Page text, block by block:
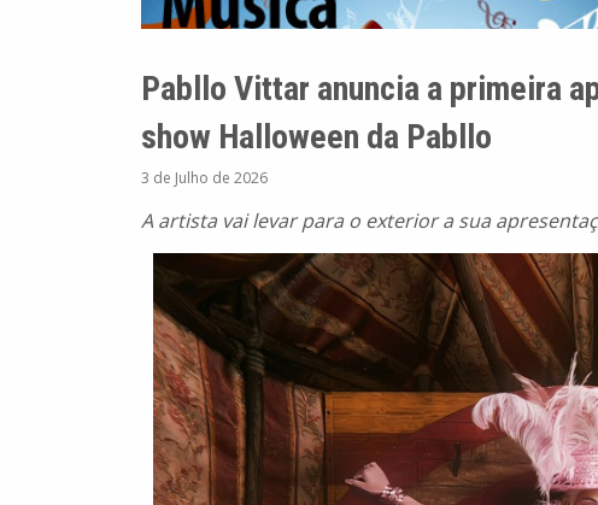
Pabllo Vittar anuncia a primeira
show Halloween da Pabllo
3 de Julho de 2026
A artista vai levar para o exterior a sua